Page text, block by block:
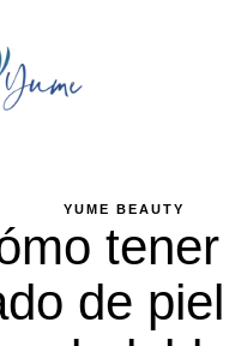
YUME BEAUTY
de